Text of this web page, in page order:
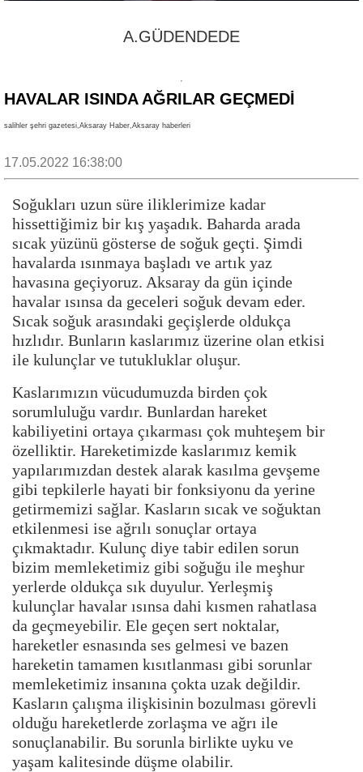
A.GÜDENDEDE
HAVALAR ISINDA AĞRILAR GEÇMEDİ
salihler şehri gazetesi,Aksaray Haber,Aksaray haberleri
17.05.2022 16:38:00
Soğukları uzun süre iliklerimize kadar
hissettiğimiz bir kış yaşadık. Baharda arada
sıcak yüzünü gösterse de soğuk geçti. Şimdi
havalarda ısınmaya başladı ve artık yaz
havasına geçiyoruz. Aksaray da gün içinde
havalar ısınsa da geceleri soğuk devam eder.
Sıcak soğuk arasındaki geçişlerde oldukça
hızlıdır. Bunların kaslarımız üzerine olan etkisi
ile kulunçlar ve tutukluklar oluşur.
Kaslarımızın vücudumuzda birden çok
sorumluluğu vardır. Bunlardan hareket
kabiliyetini ortaya çıkarması çok muhteşem bir
özelliktir. Hareketimizde kaslarımız kemik
yapılarımızdan destek alarak kasılma gevşeme
gibi tepkilerle hayati bir fonksiyonu da yerine
getirmemizi sağlar. Kasların sıcak ve soğuktan
etkilenmesi ise ağrılı sonuçlar ortaya
çıkmaktadır. Kulunç diye tabir edilen sorun
bizim memleketimiz gibi soğuğu ile meşhur
yerlerde oldukça sık duyulur. Yerleşmiş
kulunçlar havalar ısınsa dahi kısmen rahatlasa
da geçmeyebilir. Ele geçen sert noktalar,
hareketler esnasında ses gelmesi ve bazen
hareketin tamamen kısıtlanması gibi sorunlar
memleketimiz insanına çokta uzak değildir.
Kasların çalışma ilişkisinin bozulması görevli
olduğu hareketlerde zorlaşma ve ağrı ile
sonuçlanabilir. Bu sorunla birlikte uyku ve
yaşam kalitesinde düşme olabilir.